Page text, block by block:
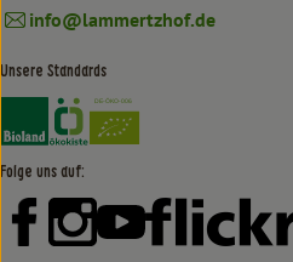
info@lammertzhof.de
Unsere Standards
Externer Link zu https://
Externer Link zu https://
Folge uns auf:
Externer Link zu https://
Externer Link zu
Externer Link zu